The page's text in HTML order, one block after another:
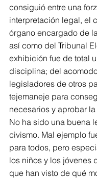
consiguió entre una
interpretación legal, el
órgano encargado de
así como del Tribunal
exhibición fue de total
disciplina; del
legisladores de otros
tejemaneje para
necesarios y aprobar la
No ha sido una buena
civismo. Mal ejemplo
para todos, pero
los niños y los jóvenes
que han visto de qué